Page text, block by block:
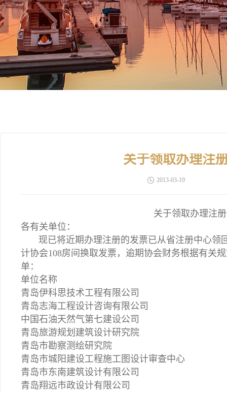
关于领取办理注
2013-03-19
关于领取办理注
各有关单位：
现已将近期办理注册的发票已从省注册中心领
计协会108房间换取发票，逾期协会财务根据有关
单：
单位名称
青岛伊科思技术工程有限公司
青岛志海工程设计咨询有限公司
中国石油天然气第七建设公司
青岛旅游规划建筑设计研究院
青岛市勘察测绘研究院
青岛市城阳建设工程施工图设计审查中心
青岛市东南建筑设计有限公司
青岛翔远市政设计有限公司